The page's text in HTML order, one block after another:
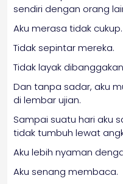
sendiri dengan orang
Aku merasa tidak cukup.
Tidak sepintar mereka.
Tidak layak
Dan tanpa sadar, aku
di lembar ujian.
Sampai suatu hari aku
tidak tumbuh lewat
Aku lebih nyaman
Aku senang membaca.